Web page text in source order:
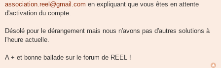
association.reel@gmail.com en expliquant que vous êtes en attente
d'activation du compte.
Désolé pour le dérangement mais nous n'avons pas d'autres solutions à
l'heure actuelle.
A + et bonne ballade sur le forum de REEL !